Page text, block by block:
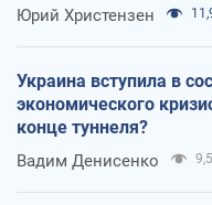
Юрий Христензен
Украина вступила в
экономического
конце туннеля?
Вадим Денисенко